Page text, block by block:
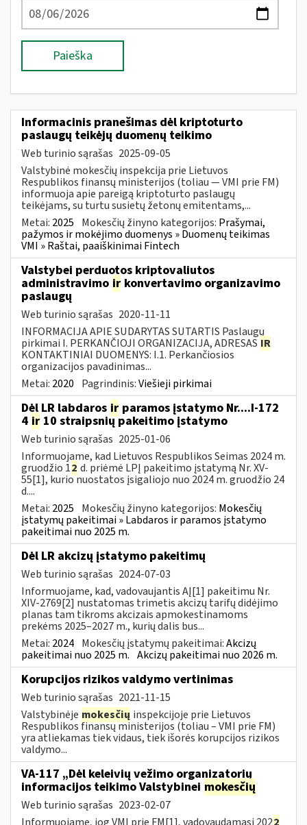
Paieška
Informacinis pranešimas dėl kriptoturto
paslaugų teikėjų duomenų teikimo
Web turinio sąrašas 2025-09-05
Valstybinė mokesčių inspekcija prie Lietuvos
Respublikos finansų ministerijos (toliau — VMI prie FM)
informuoja apie pareigą kriptoturto paslaugų
teikėjams, su turtu susietų žetonų emitentams,...
Metai: 2025 Mokesčių žinyno kategorijos: Prašymai,
pažymos ir mokėjimo duomenys » Duomenų teikimas
VMI » Raštai, paaiškinimai Fintech
Valstybei perduotos kriptovaliutos
administravimo ir konvertavimo organizavimo
paslaugų
Web turinio sąrašas 2020-11-11
INFORMACIJA APIE SUDARYTAS SUTARTIS Paslaugų
pirkimai I. PERKANČIOJI ORGANIZACIJA, ADRESAS IR
KONTAKTINIAI DUOMENYS: I.1. Perkančiosios
organizacijos pavadinimas...
Metai: 2020 Pagrindinis:Viešieji pirkimai
Dėl LR labdaros ir paramos įstatymo Nr....I-172
4 ir 10 straipsnių pakeitimo įstatymo
Web turinio sąrašas 2025-01-06
Informuojame, kad Lietuvos Respublikos Seimas 2024 m.
gruodžio 12 d. priėmė LPĮ pakeitimo įstatymą Nr. XV-
55[1], kurio nuostatos įsigaliojo nuo 2024 m. gruodžio 24
d....
Metai: 2025 Mokesčių žinyno kategorijos: Mokesčių
įstatymų pakeitimai » Labdaros ir paramos įstatymo
pakeitimai nuo 2025 m.
Dėl LR akcizų įstatymo pakeitimų
Web turinio sąrašas 2024-07-03
Informuojame, kad, vadovaujantis AĮ[1] pakeitimu Nr.
XIV-2769[2] nustatomas trimetis akcizų tarifų didėjimo
planas tam tikroms akcizais apmokestinamoms
prekėms 2025–2027 m., kurių dalis bus...
Metai: 2024 Mokesčių įstatymų pakeitimai:Akcizų
pakeitimai nuo 2025 m. Akcizų pakeitimai nuo 2026 m.
Korupcijos rizikos valdymo vertinimas
Web turinio sąrašas 2021-11-15
Valstybinėje mokesčių inspekcijoje prie Lietuvos
Respublikos finansų ministerijos (toliau – VMI prie FM)
yra atliekamas tiek vidaus, tiek išorės korupcijos rizikos
valdymo...
VA-117 „Dėl keleivių vežimo organizatorių
informacijos teikimo Valstybinei mokesčių
Web turinio sąrašas 2023-02-07
Informuojame, jog VMI prie FM[1], vadovaudamasi 2022